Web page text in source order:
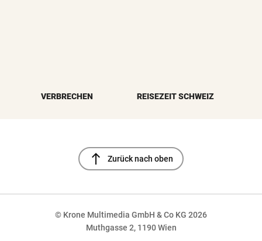
VERBRECHEN REISEZEIT SCHWEIZ
north Zurück nach oben
© Krone Multimedia GmbH & Co KG 2026
Muthgasse 2, 1190 Wien